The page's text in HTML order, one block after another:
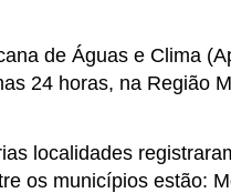
de Águas e Clima
24 horas, na Região
localidades
os municípios estão: